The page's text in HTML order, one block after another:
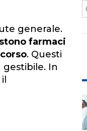
generale.
farmaci
. Questi
In